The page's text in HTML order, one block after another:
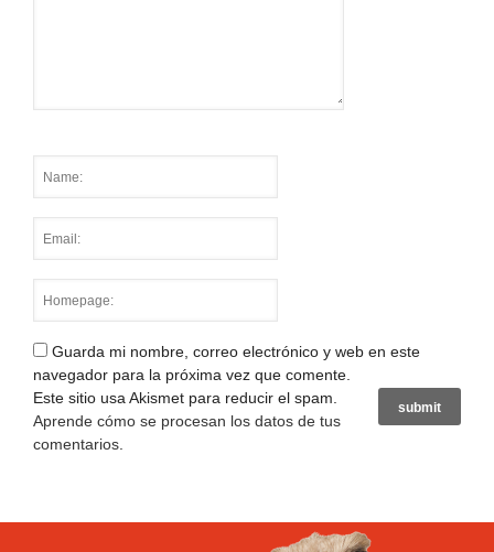
Guarda mi nombre, correo electrónico y web en este
navegador para la próxima vez que comente.
Este sitio usa Akismet para reducir el spam.
Aprende cómo se procesan los datos de tus
comentarios